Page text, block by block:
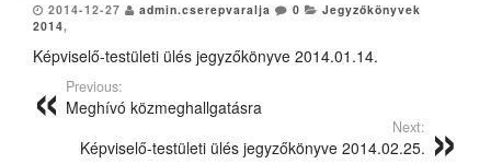
2014-12-27 admin.cserepvaralja 0
Jegyzőkönyvek
2014,
Képviselő-testületi ülés jegyzőkönyve 2014.01.14.
Previous:
Meghívó közmeghallgatásra
Next:
Képviselő-testületi ülés jegyzőkönyve 2014.02.25.